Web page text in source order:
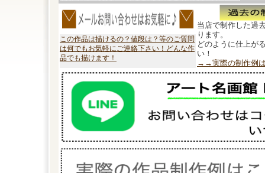
この作品は描けるの？値段は？等のご質問
は何でもお気軽にご連絡下さい！どんな作
品でも描けます！
当店で制作した過
ります。
どのように仕上が
い！
→→実際の制作例